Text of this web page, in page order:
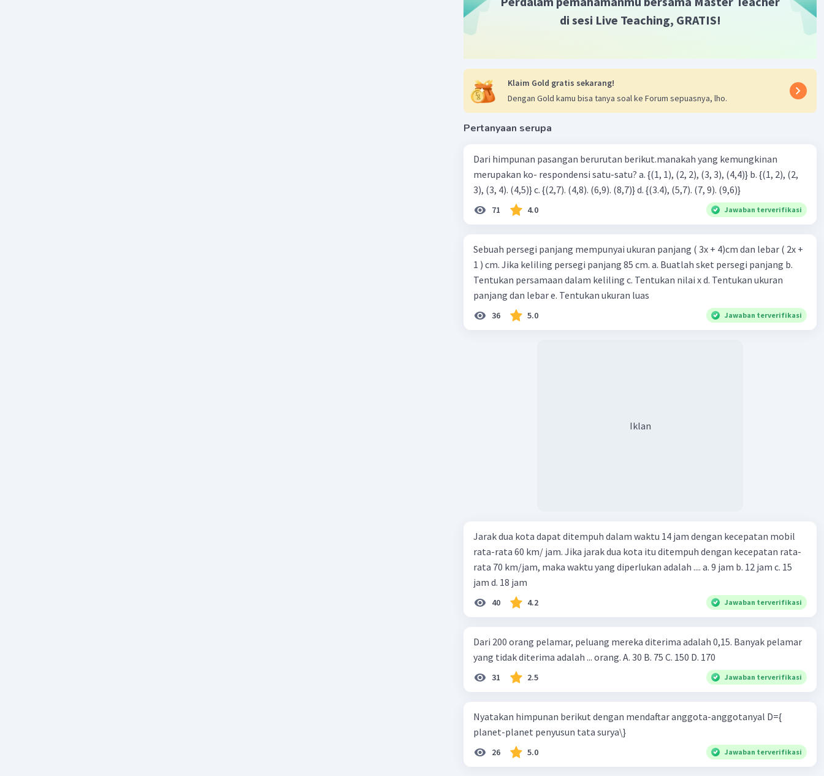
di sesi Live Teaching, GRATIS!
Klaim Gold gratis sekarang!
Dengan Gold kamu bisa tanya soal ke Forum sepuasnya, lho.
Pertanyaan serupa
Dari himpunan pasangan berurutan berikut.manakah yang kemungkinan
merupakan ko- respondensi satu-satu? a. {(1, 1), (2, 2), (3, 3), (4,4)} b. {(1, 2), (2,
3), (3, 4). (4,5)} c. {(2,7). (4,8). (6,9). (8,7)} d. {(3.4), (5,7). (7, 9). (9,6)}
71 4.0 Jawaban terverifikasi
Sebuah persegi panjang mempunyai ukuran panjang ( 3x + 4)cm dan lebar ( 2x +
1 ) cm. Jika keliling persegi panjang 85 cm. a. Buatlah sket persegi panjang b.
Tentukan persamaan dalam keliling c. Tentukan nilai x d. Tentukan ukuran
panjang dan lebar e. Tentukan ukuran luas
36 5.0 Jawaban terverifikasi
Iklan
Jarak dua kota dapat ditempuh dalam waktu 14 jam dengan kecepatan mobil
rata-rata 60 km/ jam. Jika jarak dua kota itu ditempuh dengan kecepatan rata-
rata 70 km/jam, maka waktu yang diperlukan adalah .... a. 9 jam b. 12 jam c. 15
jam d. 18 jam
40 4.2 Jawaban terverifikasi
Dari 200 orang pelamar, peluang mereka diterima adalah 0,15. Banyak pelamar
yang tidak diterima adalah ... orang. A. 30 B. 75 C. 150 D. 170
31 2.5 Jawaban terverifikasi
Nyatakan himpunan berikut dengan mendaftar anggota-anggotanyal D={
planet-planet penyusun tata surya\}
26 5.0 Jawaban terverifikasi